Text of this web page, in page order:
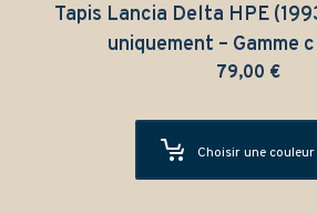
Tapis Lancia Delta HPE
uniquement – Gamme
79,00 €
Choisir une couleur